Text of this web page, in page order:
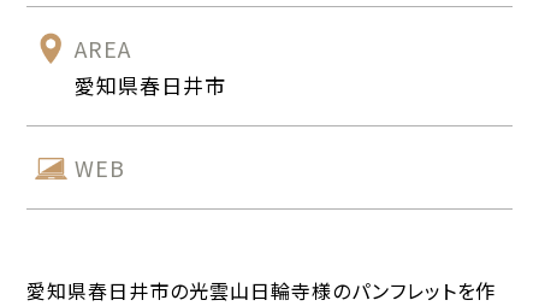
AREA
愛知県春日井市
WEB
愛知県春日井市の光雲山日輪寺様のパンフレットを作